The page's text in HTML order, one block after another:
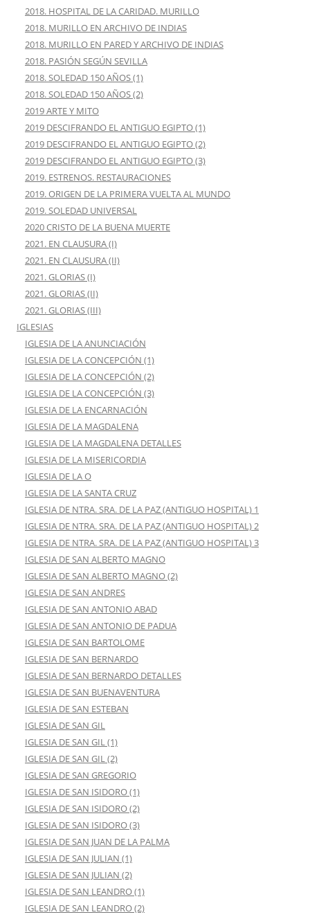
2018. HOSPITAL DE LA CARIDAD. MURILLO
2018. MURILLO EN ARCHIVO DE INDIAS
2018. MURILLO EN PARED Y ARCHIVO DE INDIAS
2018. PASIÓN SEGÚN SEVILLA
2018. SOLEDAD 150 AÑOS (1)
2018. SOLEDAD 150 AÑOS (2)
2019 ARTE Y MITO
2019 DESCIFRANDO EL ANTIGUO EGIPTO (1)
2019 DESCIFRANDO EL ANTIGUO EGIPTO (2)
2019 DESCIFRANDO EL ANTIGUO EGIPTO (3)
2019. ESTRENOS. RESTAURACIONES
2019. ORIGEN DE LA PRIMERA VUELTA AL MUNDO
2019. SOLEDAD UNIVERSAL
2020 CRISTO DE LA BUENA MUERTE
2021. EN CLAUSURA (I)
2021. EN CLAUSURA (II)
2021. GLORIAS (I)
2021. GLORIAS (II)
2021. GLORIAS (III)
IGLESIAS
IGLESIA DE LA ANUNCIACIÓN
IGLESIA DE LA CONCEPCIÓN (1)
IGLESIA DE LA CONCEPCIÓN (2)
IGLESIA DE LA CONCEPCIÓN (3)
IGLESIA DE LA ENCARNACIÓN
IGLESIA DE LA MAGDALENA
IGLESIA DE LA MAGDALENA DETALLES
IGLESIA DE LA MISERICORDIA
IGLESIA DE LA O
IGLESIA DE LA SANTA CRUZ
IGLESIA DE NTRA. SRA. DE LA PAZ (ANTIGUO HOSPITAL) 1
IGLESIA DE NTRA. SRA. DE LA PAZ (ANTIGUO HOSPITAL) 2
IGLESIA DE NTRA. SRA. DE LA PAZ (ANTIGUO HOSPITAL) 3
IGLESIA DE SAN ALBERTO MAGNO
IGLESIA DE SAN ALBERTO MAGNO (2)
IGLESIA DE SAN ANDRES
IGLESIA DE SAN ANTONIO ABAD
IGLESIA DE SAN ANTONIO DE PADUA
IGLESIA DE SAN BARTOLOME
IGLESIA DE SAN BERNARDO
IGLESIA DE SAN BERNARDO DETALLES
IGLESIA DE SAN BUENAVENTURA
IGLESIA DE SAN ESTEBAN
IGLESIA DE SAN GIL
IGLESIA DE SAN GIL (1)
IGLESIA DE SAN GIL (2)
IGLESIA DE SAN GREGORIO
IGLESIA DE SAN ISIDORO (1)
IGLESIA DE SAN ISIDORO (2)
IGLESIA DE SAN ISIDORO (3)
IGLESIA DE SAN JUAN DE LA PALMA
IGLESIA DE SAN JULIAN (1)
IGLESIA DE SAN JULIAN (2)
IGLESIA DE SAN LEANDRO (1)
IGLESIA DE SAN LEANDRO (2)